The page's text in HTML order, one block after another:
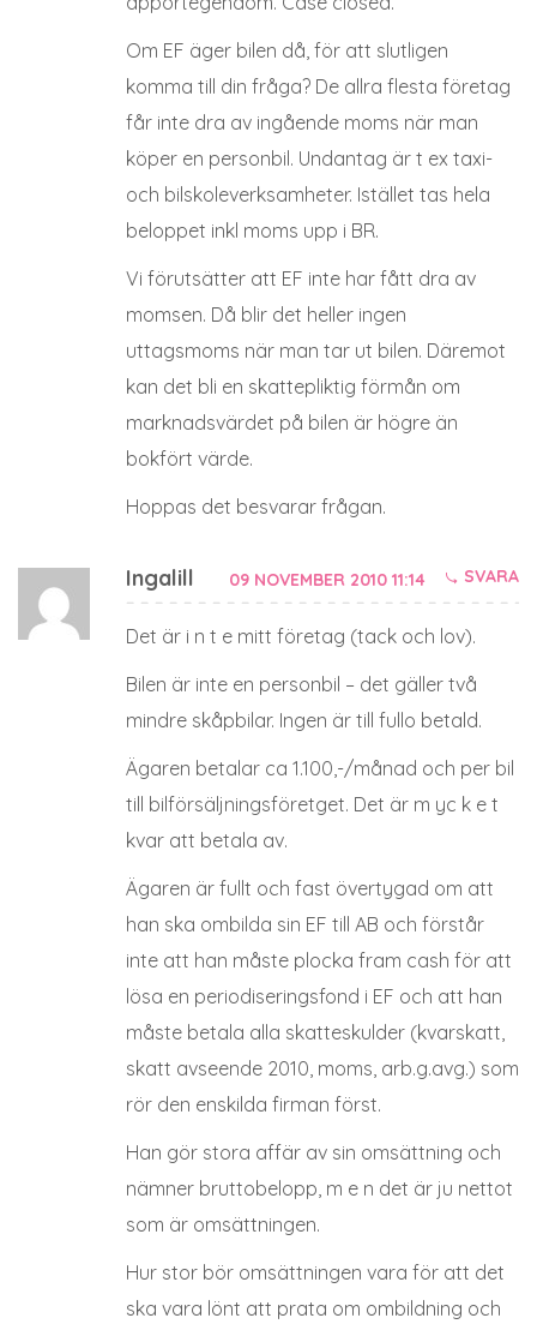
Om EF äger bilen då, för att slutligen
komma till din fråga? De allra flesta företag
får inte dra av ingående moms när man
köper en personbil. Undantag är t ex taxi-
och bilskoleverksamheter. Istället tas hela
beloppet inkl moms upp i BR.
Vi förutsätter att EF inte har fått dra av
momsen. Då blir det heller ingen
uttagsmoms när man tar ut bilen. Däremot
kan det bli en skattepliktig förmån om
marknadsvärdet på bilen är högre än
bokfört värde.
Hoppas det besvarar frågan.
Ingalill 09 NOVEMBER 2010 11:14 SVARA
Det är i n t e mitt företag (tack och lov).
Bilen är inte en personbil – det gäller två
mindre skåpbilar. Ingen är till fullo betald.
Ägaren betalar ca 1.100,-/månad och per bil
till bilförsäljningsföretget. Det är m yc k e t
kvar att betala av.
Ägaren är fullt och fast övertygad om att
han ska ombilda sin EF till AB och förstår
inte att han måste plocka fram cash för att
lösa en periodiseringsfond i EF och att han
måste betala alla skatteskulder (kvarskatt,
skatt avseende 2010, moms, arb.g.avg.) som
rör den enskilda firman först.
Han gör stora affär av sin omsättning och
nämner bruttobelopp, m e n det är ju nettot
som är omsättningen.
Hur stor bör omsättningen vara för att det
ska vara lönt att prata om ombildning och